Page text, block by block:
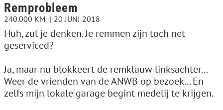
Remprobleem
240.000 KM 20 JUNI 2018
Huh, zul je denken. Je remmen zijn toch net
geserviced?
Ja, maar nu blokkeert de remklauw linksachter...
Weer de vrienden van de ANWB op bezoek... En
zelfs mijn lokale garage begint medelij te krijgen.